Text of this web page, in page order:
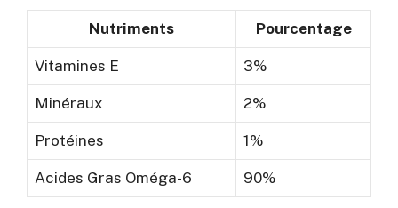
Nutriments Pourcentage
Vitamines E 3%
Minéraux 2%
Protéines 1%
Acides Gras Oméga-6 90%